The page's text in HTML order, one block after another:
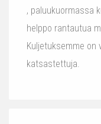
, paluukuormassa
helppo rantautua
Kuljetuksemme on
katsastettuja.